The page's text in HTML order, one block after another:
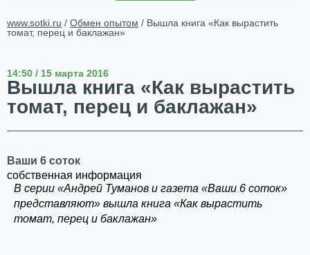
www.sotki.ru / Обмен опытом / Вышла книга «Как вырастить
томат, перец и баклажан»
14:50 / 15 марта 2016
Вышла книга «Как вырастить
томат, перец и баклажан»
Ваши 6 соток
собственная информация
В серии «Андрей Туманов и газета «Ваши 6 соток»
представляют» вышла книга «Как вырастить
томат, перец и баклажан»